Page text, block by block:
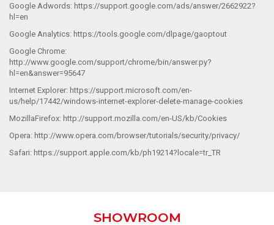
Google Adwords: https://support.google.com/ads/answer/2662922?
hl=en
Google Analytics: https://tools.google.com/dlpage/gaoptout
Google Chrome:
http://www.google.com/support/chrome/bin/answer.py?
hl=en&answer=95647
Internet Explorer: https://support.microsoft.com/en-
us/help/17442/windows-internet-explorer-delete-manage-cookies
MozillaFirefox: http://support.mozilla.com/en-US/kb/Cookies
Opera: http://www.opera.com/browser/tutorials/security/privacy/
Safari: https://support.apple.com/kb/ph19214?locale=tr_TR
SHOWROOM